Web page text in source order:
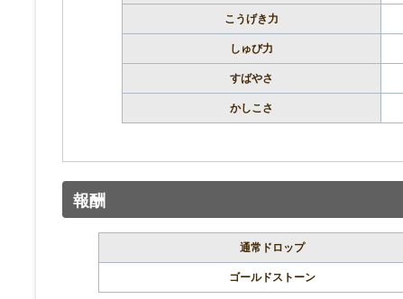
こうげき力
しゅび力
すばやさ
かしこさ
報酬
通常ドロップ
ゴールドストーン